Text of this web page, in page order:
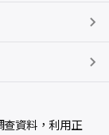
資料，利用正